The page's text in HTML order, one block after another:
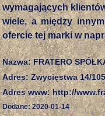
wymagających
wiele, a między
ofercie tej marki w
Nazwa: FRATERO
Adres: Zwycięstwa 14/
Adres www: http://
Dodane: 2020-01-14